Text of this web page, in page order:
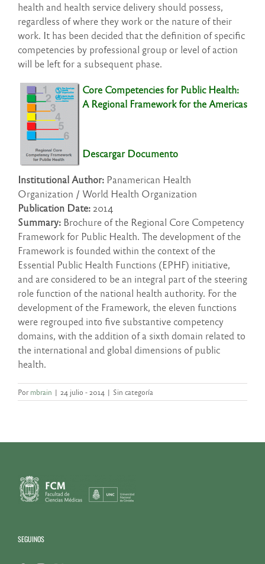
health and health service delivery should possess,
regardless of where they work or the nature of their
work. It has been decided that the definition of specific
competencies by professional group or level of action
will be left for a subsequent phase.
Core Competencies for Public Health:
A Regional Framework for the Americas
Descargar Documento
Institutional Author: Panamerican Health
Organization / World Health Organization
Publication Date: 2014
Summary: Brochure of the Regional Core Competency
Framework for Public Health. The development of the
Framework is founded within the context of the
Essential Public Health Functions (EPHF) initiative,
and are considered to be an integral part of the steering
role function of the national health authority. For the
development of the Framework, the eleven functions
were regrouped into five substantive competency
domains, with the addition of a sixth domain related to
the international and global dimensions of public
health.
Pormbrain | 24 julio - 2014 | Sin categoría
SEGUINOS